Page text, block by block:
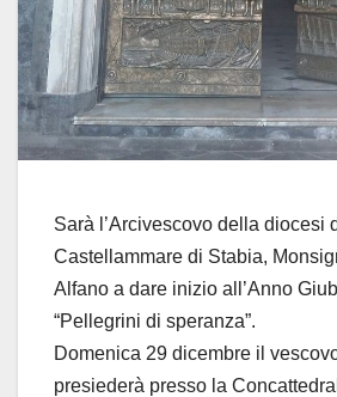
Sarà l’Arcivescovo della diocesi
Castellammare di Stabia,
Alfano a dare inizio all’Anno
“Pellegrini di speranza”.
Domenica 29 dicembre il
presiederà presso la